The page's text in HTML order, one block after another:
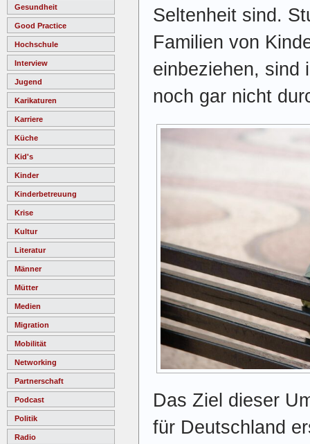
Gesundheit
Good Practice
Hochschule
Interview
Jugend
Karikaturen
Karriere
Küche
Kid's
Kinder
Kinderbetreuung
Krise
Kultur
Literatur
Männer
Mütter
Medien
Migration
Mobilität
Networking
Partnerschaft
Podcast
Politik
Radio
Seltenheit sind.
Familien von
einbeziehen, sind
noch gar nicht
Das Ziel dieser
für Deutschland